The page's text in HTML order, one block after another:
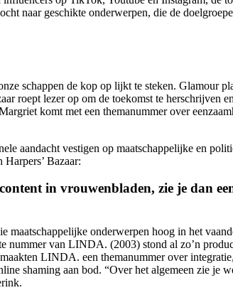
naar geschikte onderwerpen, die de
schappen de kop op lijkt te steken. Glamour
roept lezer op om de toekomst te herschrijven
komt met een themanummer over
aandacht vestigen op maatschappelijke en
Bazaar:
in vrouwenbladen, zie je dan
onderwerpen hoog in het
nummer van LINDA. (2003) stond al zo’n
LINDA. een themanummer over
shaming aan bod. “Over het algemeen zie je